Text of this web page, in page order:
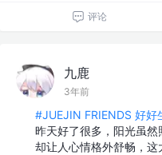
评论
九鹿
3年前
#JUEJIN FRIENDS 好好
昨天好了很多，阳光虽
却让人心情格外舒畅，